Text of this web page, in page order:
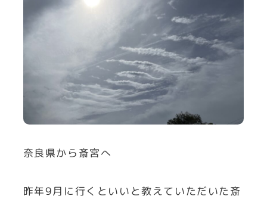
奈良県から斎宮へ
昨年9月に行くといいと教えていただいた斎